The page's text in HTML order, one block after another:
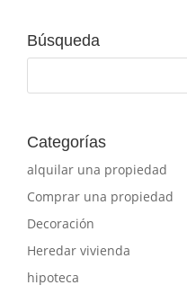
Búsqueda
Categorías
alquilar una propiedad
Comprar una propiedad
Decoración
Heredar vivienda
hipoteca